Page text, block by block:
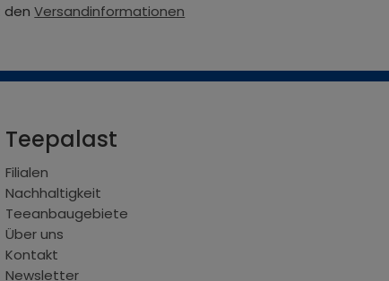
denVersandinformationen
Teepalast
Filialen
Nachhaltigkeit
Teeanbaugebiete
Über uns
Kontakt
Newsletter